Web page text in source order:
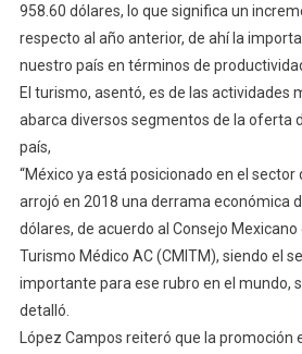
958.60 dólares, lo que significa un
respecto al año anterior, de ahí la
nuestro país en términos de
El turismo, asentó, es de las actividades
abarca diversos segmentos de la oferta
país,
“México ya está posicionado en el
arrojó en 2018 una derrama económica
dólares, de acuerdo al Consejo Mexicano
Turismo Médico AC (CMITM), siendo el
importante para ese rubro en el mundo,
detalló.
López Campos reiteró que la promoción